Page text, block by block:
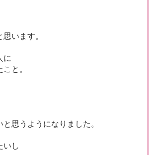
います。
に
と。
思うようになりました。
いし